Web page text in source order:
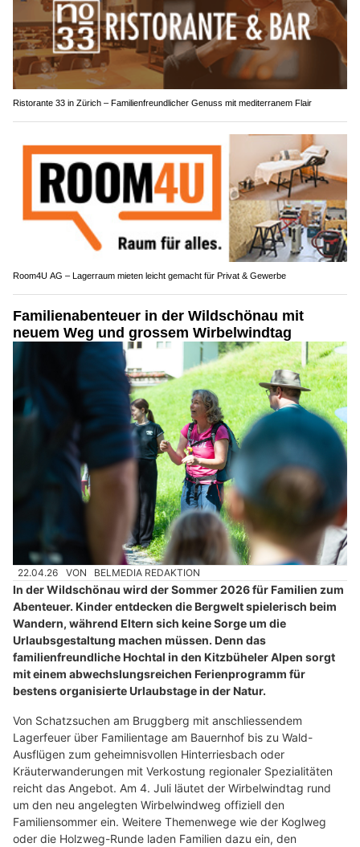
Ristorante 33 in Zürich – Familienfreundlicher Genuss mit mediterranem Flair
Room4U AG – Lagerraum mieten leicht gemacht für Privat & Gewerbe
Familienabenteuer in der Wildschönau mit
neuem Weg und grossem Wirbelwindtag
22.04.26 VON BELMEDIA REDAKTION
In der Wildschönau wird der Sommer 2026 für Familien zum
Abenteuer. Kinder entdecken die Bergwelt spielerisch beim
Wandern, während Eltern sich keine Sorge um die
Urlaubsgestaltung machen müssen. Denn das
familienfreundliche Hochtal in den Kitzbüheler Alpen sorgt
mit einem abwechslungsreichen Ferienprogramm für
bestens organisierte Urlaubstage in der Natur.
Von Schatzsuchen am Bruggberg mit anschliessendem
Lagerfeuer über Familientage am Bauernhof bis zu Wald-
Ausflügen zum geheimnisvollen Hinterriesbach oder
Kräuterwanderungen mit Verkostung regionaler Spezialitäten
reicht das Angebot. Am 4. Juli läutet der Wirbelwindtag rund
um den neu angelegten Wirbelwindweg offiziell den
Familiensommer ein. Weitere Themenwege wie der Koglweg
oder die Holzweg-Runde laden Familien dazu ein, den